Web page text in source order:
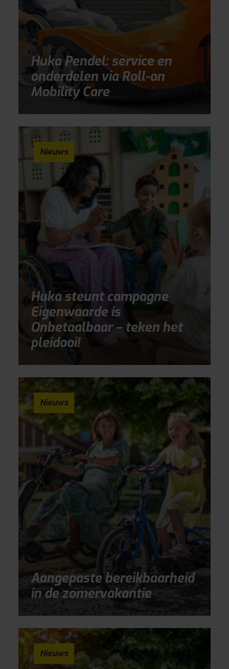
Huka Pendel: service en
onderdelen via Roll-on
Mobility Care
Nieuws
Huka steunt campagne
Eigenwaarde is
Onbetaalbaar – teken het
pleidooi!
Nieuws
Aangepaste bereikbaarheid
in de zomervakantie
Nieuws